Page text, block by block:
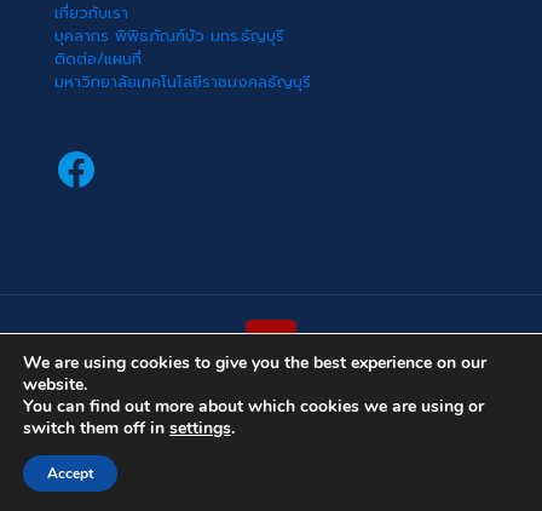
เกี่ยวกับเรา
บุคลากร พิพิธภัณฑ์บัว มทร.ธัญบุรี
ติดต่อ/แผนที่
มหาวิทยาลัยเทคโนโลยีราชมงคลธัญบุรี
Facebook
(cc) 2022 พิพิธภัณฑ์บัว มหาวิทยาลัยเทคโนโลยีราชมงคลธัญบุรี
We are using cookies to give you the best experience on our
website.
You can find out more about which cookies we are using or
switch them off in settings.
Accept